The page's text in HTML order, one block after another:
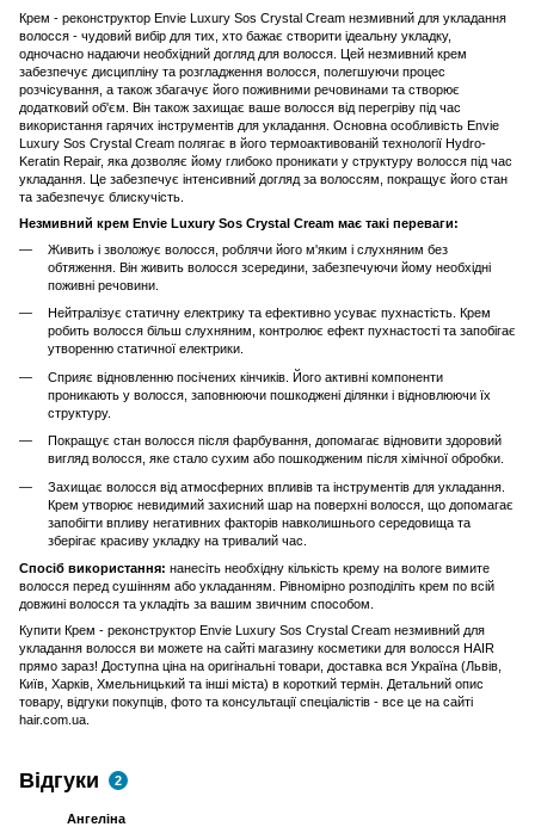
Крем - реконструктор Envie Luxury Sos Crystal Cream незмивний для укладання
волосся - чудовий вибір для тих, хто бажає створити ідеальну укладку,
одночасно надаючи необхідний догляд для волосся. Цей незмивний крем
забезпечує дисципліну та розгладження волосся, полегшуючи процес
розчісування, а також збагачує його поживними речовинами та створює
додатковий об'єм. Він також захищає ваше волосся від перегріву під час
використання гарячих інструментів для укладання. Основна особливість Envie
Luxury Sos Crystal Cream полягає в його термоактивованій технології Hydro-
Keratin Repair, яка дозволяє йому глибоко проникати у структуру волосся під час
укладання. Це забезпечує інтенсивний догляд за волоссям, покращує його стан
та забезпечує блискучість.
Незмивний крем Envie Luxury Sos Crystal Cream має такі переваги:
Живить і зволожує волосся, роблячи його м'яким і слухняним без
обтяження. Він живить волосся зсередини, забезпечуючи йому необхідні
поживні речовини.
Нейтралізує статичну електрику та ефективно усуває пухнастість. Крем
робить волосся більш слухняним, контролює ефект пухнастості та запобігає
утворенню статичної електрики.
Сприяє відновленню посічених кінчиків. Його активні компоненти
проникають у волосся, заповнюючи пошкоджені ділянки і відновлюючи їх
структуру.
Покращує стан волосся після фарбування, допомагає відновити здоровий
вигляд волосся, яке стало сухим або пошкодженим після хімічної обробки.
Захищає волосся від атмосферних впливів та інструментів для укладання.
Крем утворює невидимий захисний шар на поверхні волосся, що допомагає
запобігти впливу негативних факторів навколишнього середовища та
зберігає красиву укладку на тривалий час.
Спосіб використання: нанесіть необхідну кількість крему на вологе вимите
волосся перед сушінням або укладанням. Рівномірно розподіліть крем по всій
довжині волосся та укладіть за вашим звичним способом.
Купити Крем - реконструктор Envie Luxury Sos Crystal Cream незмивний для
укладання волосся ви можете на сайті магазину косметики для волосся HAIR
прямо зараз! Доступна ціна на оригінальні товари, доставка вся Україна (Львів,
Київ, Харків, Хмельницький та інші міста) в короткий термін. Детальний опис
товару, відгуки покупців, фото та консультації спеціалістів - все це на сайті
hair.com.ua.
Відгуки 2
Ангеліна